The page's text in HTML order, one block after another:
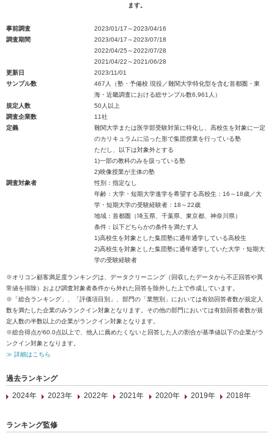
ます。
事前調査
2023/01/17～2023/04/16
調査期間
2023/04/17～2023/07/18
2022/04/25～2022/07/28
2021/04/22～2021/06/28
更新日
2023/11/01
サンプル数
467人（塾・予備校 現役／難関大学特化型を含む首都圏・東
海・近畿調査における総サンプル数6,961人）
規定人数
50人以上
調査企業数
11社
定義
難関大学または医学部受験対策に特化し、高校生を対象に一定
のカリキュラムに沿った形で集団授業を行っている塾
ただし、以下は対象外とする
1)一部の教科のみを扱っている塾
2)映像授業が主体の塾
調査対象者
性別：指定なし
年齢：大学・短期大学進学を希望する高校生：16～18歳／大
学・短期大学の受験経験者：18～22歳
地域：首都圏（埼玉県、千葉県、東京都、神奈川県）
条件：以下どちらかの条件を満たす人
1)高校生を対象とした集団塾に通年通学している高校生
2)高校生を対象とした集団塾に通年通学していた大学・短期大
学の受験経験者
※オリコン顧客満足度ランキングは、データクリーニング（回収したデータから不正回答や異
常値を排除）および調査対象者条件から外れた回答を除外した上で作成しています。
※「総合ランキング」、「評価項目別」、部門の「業態別」においては有効回答者数が規定人
数を満たした企業のみランクイン対象となります。その他の部門においては有効回答者数が規
定人数の半数以上の企業がランクイン対象となります。
※総合得点が60.0点以上で、他人に薦めたくないと回答した人の割合が基準値以下の企業がラ
ンクイン対象となります。
≫ 詳細はこちら
過去ランキング
2024年
2023年 2022年 2021年 2020年 2019年 2018年
ランキング監修